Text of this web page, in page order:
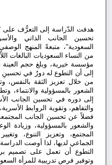
هدفت الدّراسة إلى التعرُّف على
تحسين الجانب الذاتي
السعودية"، متبعةً المنهج
من النساء السعوديات البالغات
إلى أن التطوع له دورٌ في تحسينِ
من خلال تعزيز الثقة بالنفس،
الشعور بالمسؤولية والانتماء،
إلى دوره في تحسين الجانب
والتفاهم، وتقوية الروابط
فضلاً عن تحسين الجانب
والشعور بالمسؤولية، وزيادة
المجتمع، وتعزيز التنوع،
الجماعي لديها، لذا أوصت
التطوع أن تعمل على تصميم
وتوفير فرص تدريبية للمرأة